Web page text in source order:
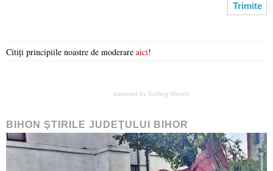
Citiți principiile noastre de moderare aici!
powered by Surfing Waves
BIHON ŞTIRILE JUDEŢULUI BIHOR